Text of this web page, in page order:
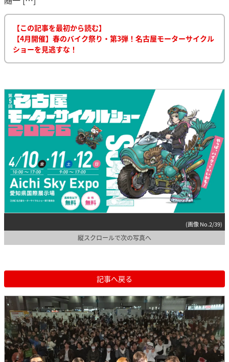
【この記事を最初から読む】
【4月開催】春のバイク祭り・第3弾！名古屋モーターサイクル
ショーを見逃すな！
(画像 No.2/39)
縦スクロールで次の写真へ
記事へ戻る